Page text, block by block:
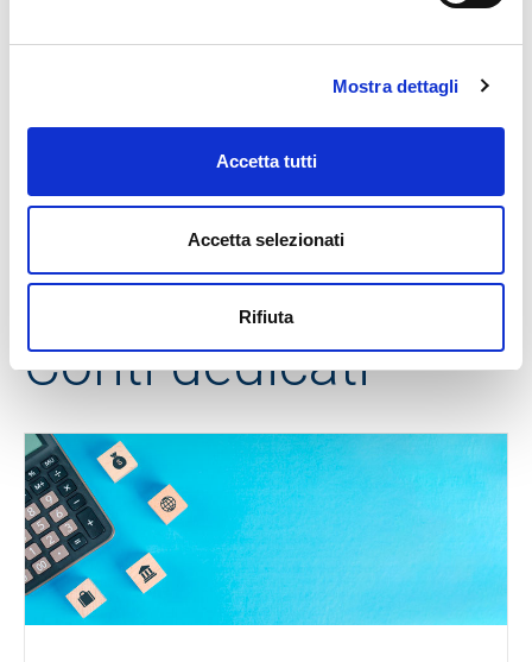
Mostra dettagli
Accetta tutti
Accetta selezionati
Rifiuta
soluzione proposta da BPP agevola la tua attività. È
che consente di
regolare i conti con tutti i condòmini.
Conti dedicati